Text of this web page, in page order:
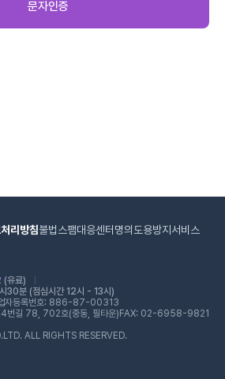
문자인증
리방침불법스팸대응센터 명의도용방지서비스
(유료)
30분 (점심시간 12시 - 13시)
자등록번호: 886-87-00313
번길 78, 702호(중동, 필타운) FAX: 02-6958-9821
ALL RIGHTS RESERVED.